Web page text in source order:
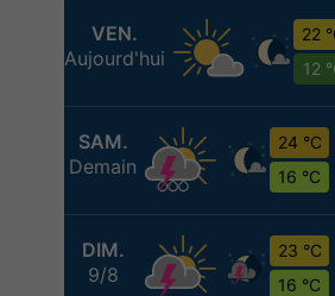
VEN.
Aujourd'hui
22
12
SAM.
Demain
24 °C
16 °C
DIM.
9/8
23 °C
16 °C